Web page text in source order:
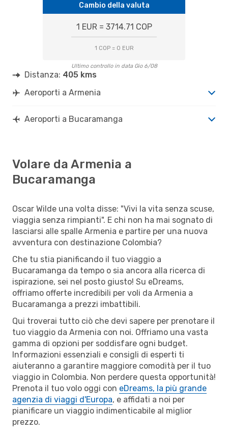
Cambio della valuta
1 EUR = 3714.71 COP
1 COP = 0 EUR
Ultimo controllo in data Gio 6/08
Distanza: 405 kms
Aeroporti a Armenia
Aeroporti a Bucaramanga
Volare da Armenia a
Bucaramanga
Oscar Wilde una volta disse: "Vivi la vita senza scuse,
viaggia senza rimpianti". E chi non ha mai sognato di
lasciarsi alle spalle Armenia e partire per una nuova
avventura con destinazione Colombia?
Che tu stia pianificando il tuo viaggio a
Bucaramanga da tempo o sia ancora alla ricerca di
ispirazione, sei nel posto giusto! Su eDreams,
offriamo offerte incredibili per voli da Armenia a
Bucaramanga a prezzi imbattibili.
Qui troverai tutto ciò che devi sapere per prenotare il
tuo viaggio da Armenia con noi. Offriamo una vasta
gamma di opzioni per soddisfare ogni budget.
Informazioni essenziali e consigli di esperti ti
aiuteranno a garantire maggiore comodità per il tuo
viaggio in Colombia. Non perdere questa opportunità!
Prenota il tuo volo oggi con eDreams, la più grande
agenzia di viaggi d'Europa, e affidati a noi per
pianificare un viaggio indimenticabile al miglior
prezzo.